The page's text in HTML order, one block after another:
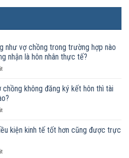
như vợ chồng trong trường hợp nào
nhận là hôn nhân thực tế?
ở
nữ
sống
chung
như
chồng
hợp
chồng không đăng ký kết hôn thì tài
ở
chung
chồng
kiện kinh tế tốt hơn cũng được trực
ở